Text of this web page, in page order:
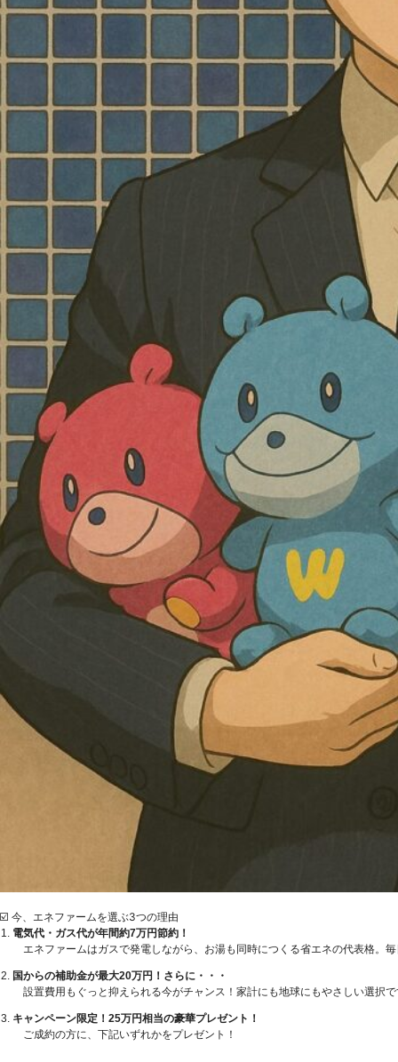
☑️ 今、エネファームを選ぶ3つの理由
電気代・ガス代が年間約7万円節約！
エネファームはガスで発電しながら、お湯も同時につくる省エネの代表格。
国からの補助金が最大20万円！さらに・・・
設置費用もぐっと抑えられる今がチャンス！家計にも地球にもやさしい選択
キャンペーン限定！25万円相当の豪華プレゼント！
ご成約の方に、下記いずれかをプレゼント！